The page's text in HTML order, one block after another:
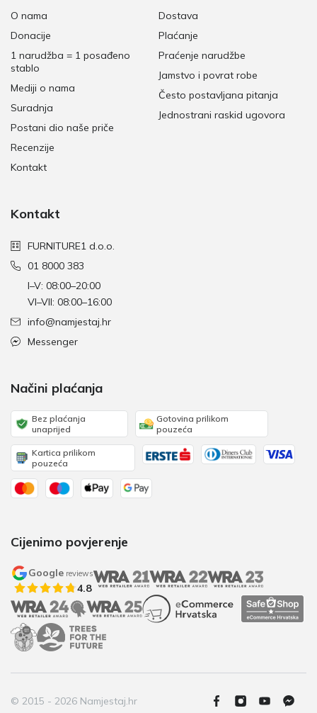
O nama
Donacije
1 narudžba = 1 posađeno
stablo
Mediji o nama
Suradnja
Postani dio naše priče
Recenzije
Kontakt
Dostava
Plaćanje
Praćenje narudžbe
Jamstvo i povrat robe
Često postavljana pitanja
Jednostrani raskid ugovora
Kontakt
FURNITURE1 d.o.o.
01 8000 383
I–V: 08:00–20:00
VI–VII: 08:00–16:00
info@namjestaj.hr
Messenger
Načini plaćanja
Bez plaćanja
unaprijed
Gotovina prilikom
pouzeća
Kartica prilikom
pouzeća
Cijenimo povjerenje
Google reviews
4.8
© 2015 - 2026 Namjestaj.hr